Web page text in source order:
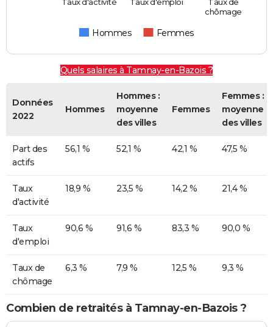
Hommes Femmes
chômage
Quels salaires à Tamnay-en-Bazois ?
Données
2022
Hommes
Hommes :
moyenne
des villes
Femmes
Femmes :
moyenne
des villes
Part des
actifs
56,1 % 52,1 % 42,1 % 47,5 %
Taux
d'activité
18,9 % 23,5 % 14,2 % 21,4 %
Taux
d'emploi
90,6 % 91,6 % 83,3 % 90,0 %
Taux de
chômage
6,3 % 7,9 % 12,5 % 9,3 %
Combien de retraités à Tamnay-en-Bazois ?